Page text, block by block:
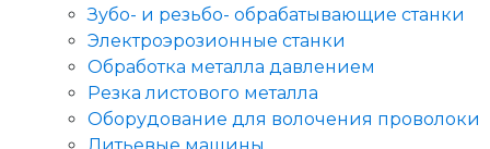
Зубо- и резьбо- обрабатывающие станки
Электроэрозионные станки
Обработка металла давлением
Резка листового металла
Оборудование для волочения проволоки